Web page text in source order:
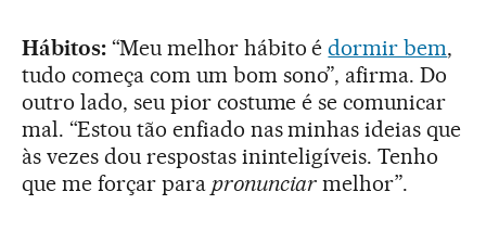
Hábitos:“Meu melhor hábito édormir bem,
tudo começa com um bom sono”, afirma. Do
outro lado, seu pior costume é se comunicar
mal. “Estou tão enfiado nas minhas ideias que
às vezes dou respostas ininteligíveis. Tenho
que me forçar para pronunciar melhor”.